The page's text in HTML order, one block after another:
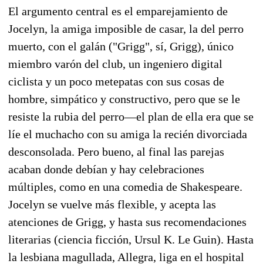
El argumento central es el emparejamiento de
Jocelyn, la amiga imposible de casar, la del perro
muerto, con el galán ("Grigg", sí, Grigg), único
miembro varón del club, un ingeniero digital
ciclista y un poco metepatas con sus cosas de
hombre, simpático y constructivo, pero que se le
resiste la rubia del perro—el plan de ella era que se
líe el muchacho con su amiga la recién divorciada
desconsolada. Pero bueno, al final las parejas
acaban donde debían y hay celebraciones
múltiples, como en una comedia de Shakespeare.
Jocelyn se vuelve más flexible, y acepta las
atenciones de Grigg, y hasta sus recomendaciones
literarias (ciencia ficción, Ursul K. Le Guin). Hasta
la lesbiana magullada, Allegra, liga en el hospital